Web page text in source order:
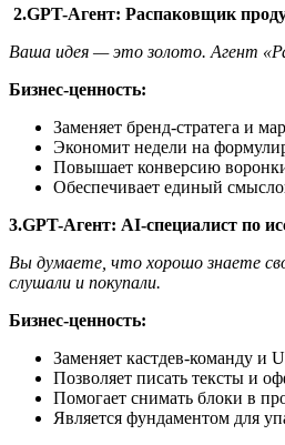
2.GPT-Агент: Распаковщик
Ваша идея — это золото. Агент
Бизнес-ценность:
Заменяет бренд-стратега и
Экономит недели на
Повышает конверсию
Обеспечивает единый
3.GPT-Агент: AI-специалист по
Вы думаете, что хорошо знаете
слушали и покупали.
Бизнес-ценность:
Заменяет кастдев-команду и
Позволяет писать тексты и
Помогает снимать блоки в
Является фундаментом для